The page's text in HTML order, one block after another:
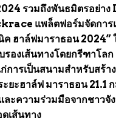
รวมถึงพันธมิตรอย่า
แพล็ตฟอร์มจัดกา
ค ฮาล์ฟมาราธอน
รองเส้นทางโดยกรีฑา
ก่การเป็นสนามสำหรับสร้
ะยะฮาล์ฟ มาราธอน 21.1
ะความร่วมมือจากชาวจั
เส้นทาง